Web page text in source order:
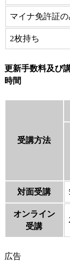
マイナ免許証の
2枚持ち
更新手数料及び
時間
受講方法
対面受講
オンライン
受講
広告